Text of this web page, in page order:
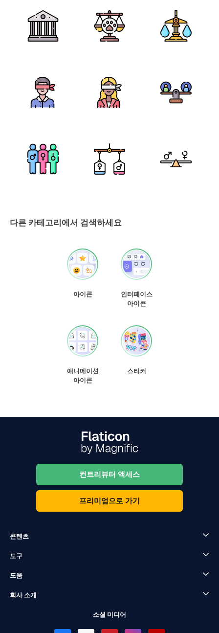
다른 카테고리에서 검색하세요
아이콘
인터페이스
아이콘
애니메이션
아이콘
스티커
컨트리뷰터 액세스
프리미엄으로 가기
콘텐츠
도구
도움
회사 소개
소셜 미디어